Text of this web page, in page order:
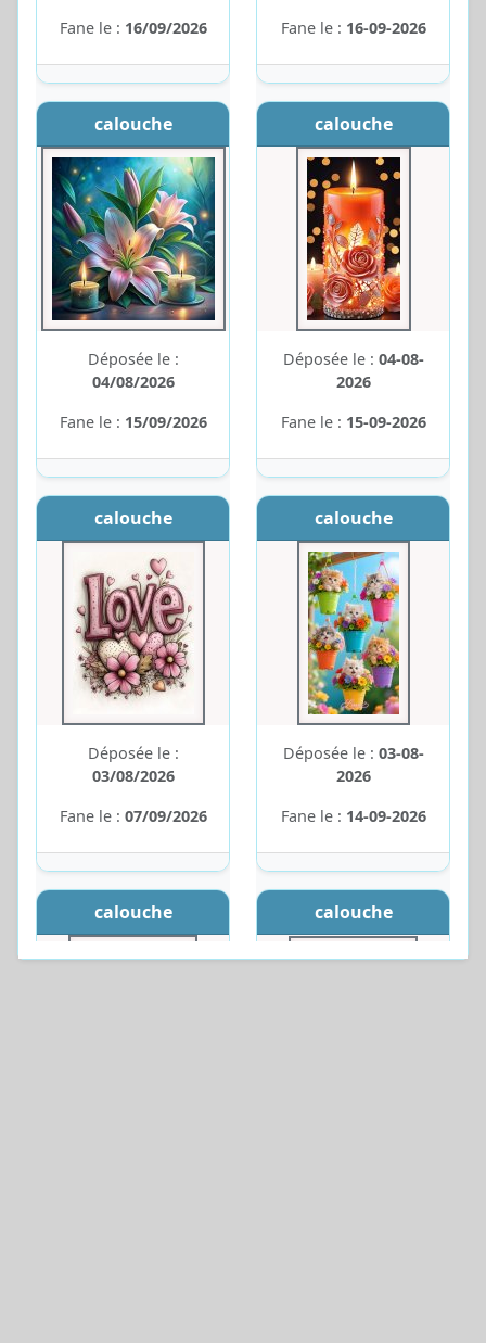
Fane le : 16/09/2026
calouche
Déposée le :
04/08/2026
Fane le : 15/09/2026
calouche
Déposée le :
03/08/2026
Fane le : 07/09/2026
calouche
Fane le : 16-09-2026
calouche
Déposée le : 04-08-
2026
Fane le : 15-09-2026
calouche
Déposée le : 03-08-
2026
Fane le : 14-09-2026
calouche